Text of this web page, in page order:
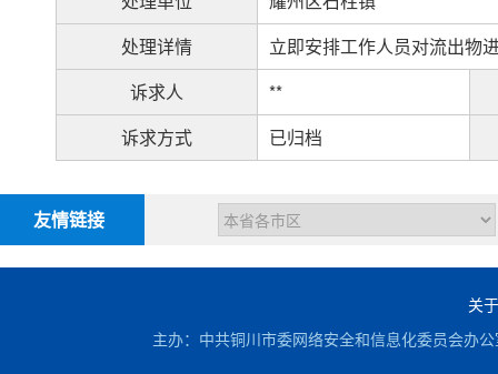
处理详情
立即安排工作人员对流出物
诉求人
**
诉求方式
已归档
友情链接
关
主办：中共铜川市委网络安全和信息化委员会办